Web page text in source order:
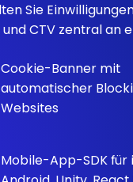
Sie
CTV zentral an
Cookie-Banner mit
automatischer
Websites
Mobile-App-SDK für